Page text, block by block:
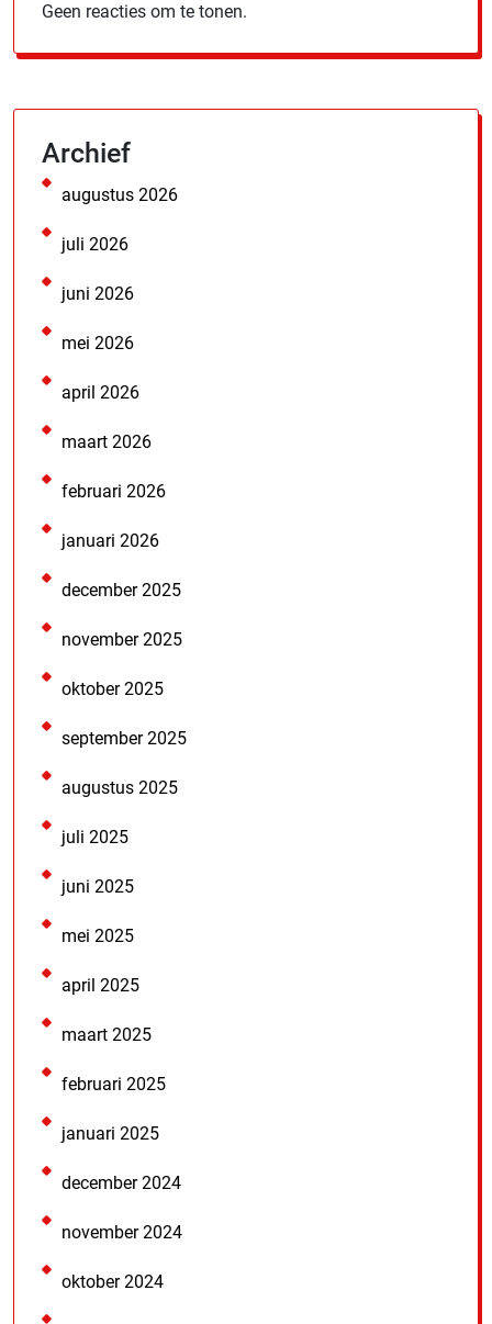
Geen reacties om te tonen.
Archief
augustus 2026
juli 2026
juni 2026
mei 2026
april 2026
maart 2026
februari 2026
januari 2026
december 2025
november 2025
oktober 2025
september 2025
augustus 2025
juli 2025
juni 2025
mei 2025
april 2025
maart 2025
februari 2025
januari 2025
december 2024
november 2024
oktober 2024